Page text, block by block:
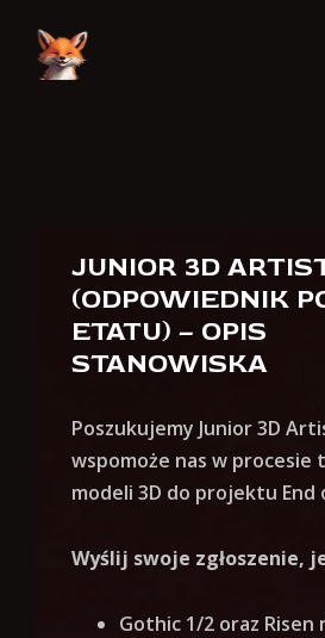
Navigation
Content
JUNIOR 3D
(ODPOWIEDNIK
ETATU) – OPIS
STANOWISKA
Poszukujemy Junior 3D
wspomoże nas w procesie
modeli 3D do projektu End
Wyślij swoje zgłoszenie,
Gothic 1/2 oraz Risen